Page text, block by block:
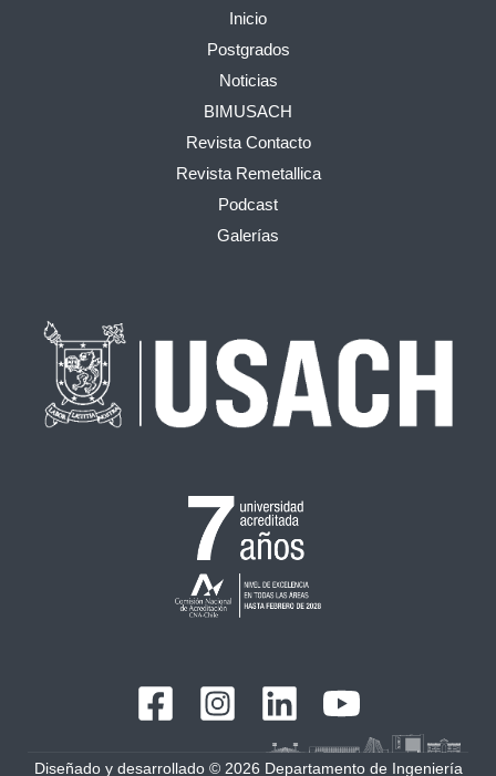
Inicio
Postgrados
Noticias
BIMUSACH
Revista Contacto
Revista Remetallica
Podcast
Galerías
Diseñado y desarrollado © 2026 Departamento de Ingeniería